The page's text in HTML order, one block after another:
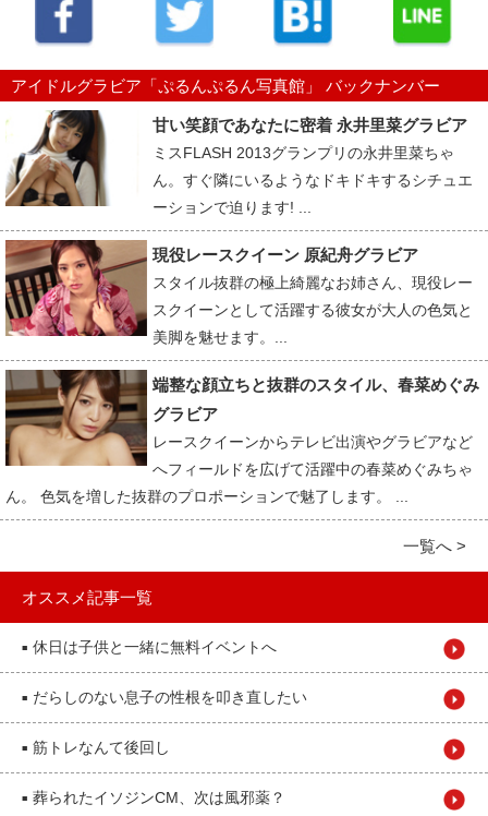
アイドルグラビア「ぷるんぷるん写真館」 バックナンバー
甘い笑顔であなたに密着 永井里菜グラビア
ミスFLASH 2013グランプリの永井里菜ちゃ
ん。すぐ隣にいるようなドキドキするシチュエ
ーションで迫ります! ...
現役レースクイーン 原紀舟グラビア
スタイル抜群の極上綺麗なお姉さん、現役レー
スクイーンとして活躍する彼女が大人の色気と
美脚を魅せます。...
端整な顔立ちと抜群のスタイル、春菜めぐみ
グラビア
レースクイーンからテレビ出演やグラビアなど
へフィールドを広げて活躍中の春菜めぐみちゃ
ん。 色気を増した抜群のプロポーションで魅了します。 ...
一覧へ >
オススメ記事一覧
■ 休日は子供と一緒に無料イベントへ
■ だらしのない息子の性根を叩き直したい
■ 筋トレなんて後回し
■ 葬られたイソジンCM、次は風邪薬？